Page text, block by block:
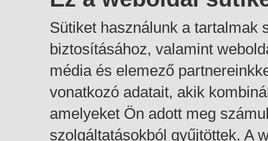
Sütiket használunk a tartalmak
biztosításához, valamint
média és elemező
vonatkozó adatait, akik
amelyeket Ön adott meg
szolgáltatásokból gyűjtöttek. A